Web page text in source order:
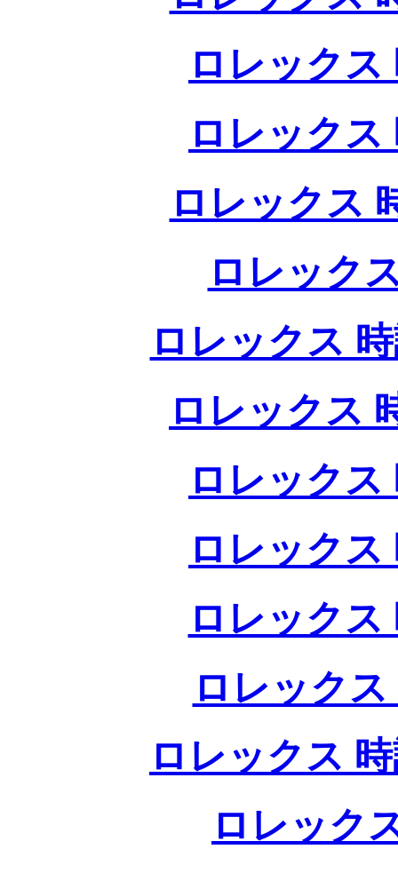
ロレックス
ロレックス
ロレックス
ロレック
ロレックス
ロレックス
ロレックス
ロレックス
ロレックス
ロレック
ロレックス
ロレック